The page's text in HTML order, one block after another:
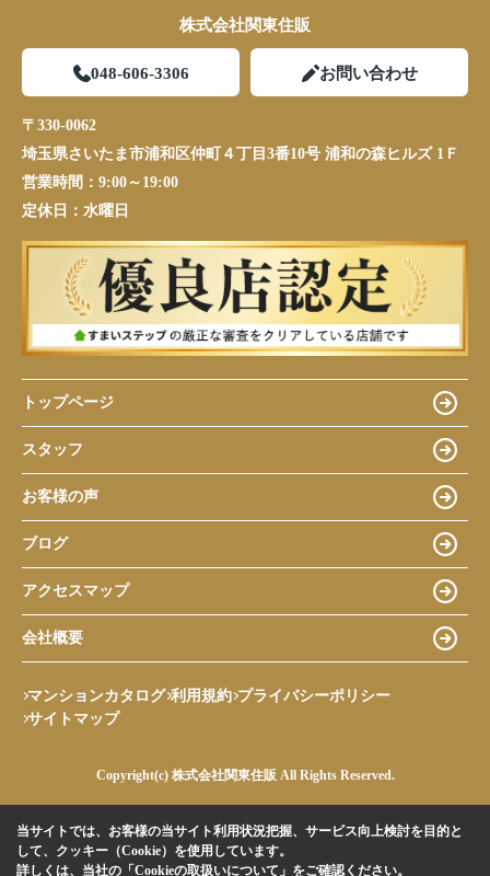
株式会社関東住販
048-606-3306 お問い合わせ
〒330-0062
埼玉県さいたま市浦和区仲町４丁目3番10号 浦和の森ヒルズ 1Ｆ
営業時間： 9:00～19:00
定休日： 水曜日
トップページ
スタッフ
お客様の声
ブログ
アクセスマップ
会社概要
マンションカタログ 利用規約 プライバシーポリシー
サイトマップ
Copyright(c) 株式会社関東住販 All Rights Reserved.
当サイトでは、お客様の当サイト利用状況把握、サービス向上検討を目的と
して、クッキー（Cookie）を使用しています。
詳しくは、当社の 「Cookieの取扱いについて」 をご確認ください。